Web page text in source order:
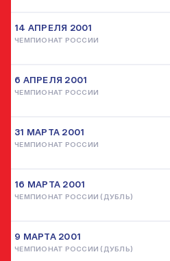
14 АПРЕЛЯ 2001
ЧЕМПИОНАТ РОССИИ
6 АПРЕЛЯ 2001
ЧЕМПИОНАТ РОССИИ
31 МАРТА 2001
ЧЕМПИОНАТ РОССИИ
16 МАРТА 2001
ЧЕМПИОНАТ РОССИИ (ДУБЛЬ)
9 МАРТА 2001
ЧЕМПИОНАТ РОССИИ (ДУБЛЬ)